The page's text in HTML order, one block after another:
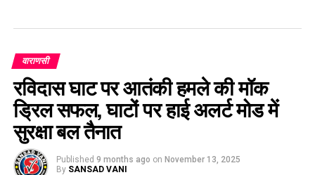
वाराणसी
रविदास घाट पर आतंकी हमले की मॉक
ड्रिल सफल, घाटों पर हाई अलर्ट मोड में
सुरक्षा बल तैनात
Published 9 months ago on November 13, 2025
By SANSAD VANI